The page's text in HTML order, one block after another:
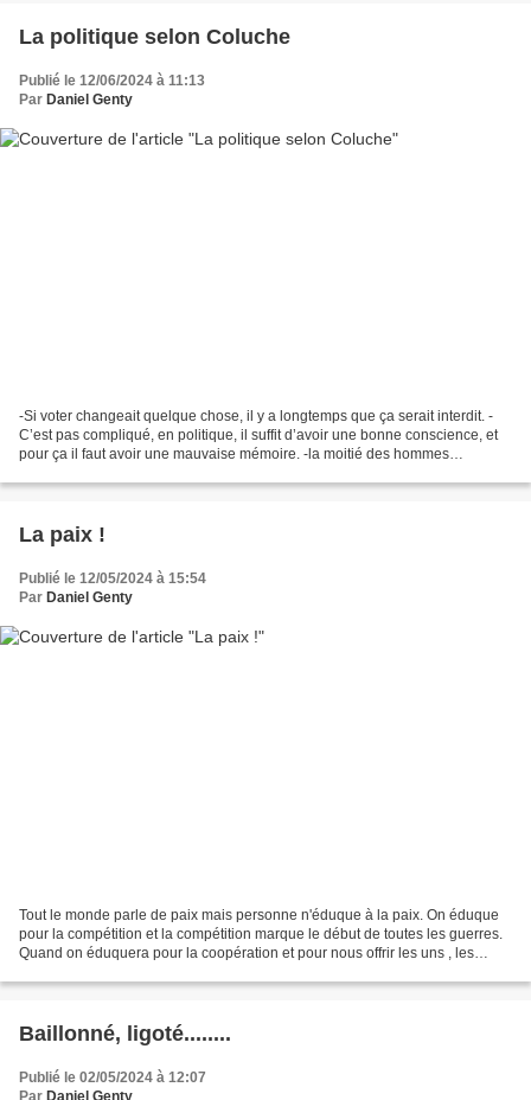
La politique selon Coluche
Publié le 12/06/2024 à 11:13
Par Daniel Genty
-Si voter changeait quelque chose, il y a longtemps que ça serait interdit. -
C’est pas compliqué, en politique, il suffit d’avoir une bonne conscience, et
pour ça il faut avoir une mauvaise mémoire. -la moitié des hommes
La paix !
Publié le 12/05/2024 à 15:54
Par Daniel Genty
Tout le monde parle de paix mais personne n'éduque à la paix. On éduque
pour la compétition et la compétition marque le début de toutes les guerres.
Quand on éduquera pour la coopération et pour nous offrir les uns , les
Baillonné, ligoté........
Publié le 02/05/2024 à 12:07
Par Daniel Genty